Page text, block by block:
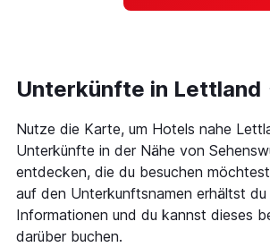
Zimmerpreis
näher
das
rückt.
Das
Diagramm
hat
1
X-
Achse,
Unterkünfte in Lettland
Nutze die Karte, um Hotels nahe
Unterkünfte in der Nähe von
entdecken, die du besuchen
auf den Unterkunftsnamen erhältst du
Informationen und du kannst dieses
darüber buchen.